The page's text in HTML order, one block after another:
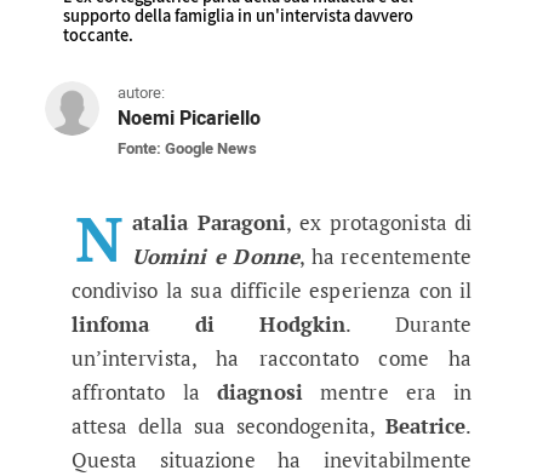
supporto della famiglia in un'intervista davvero
toccante.
autore:
Noemi Picariello
Fonte: Google News
Uomini e Donne, Natalia
N atalia Paragoni, ex protagonista di
Uomini e Donne, ha recentemente
condiviso la sua difficile esperienza con il
linfoma di Hodgkin. Durante
un’intervista, ha raccontato come ha
affrontato ladiagnosimentre era in
attesa della sua secondogenita, Beatrice.
Questa situazione ha inevitabilmente